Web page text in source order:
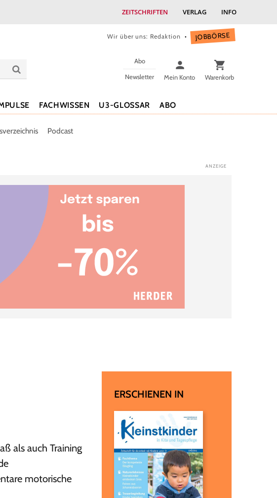
ZEITSCHRIFTEN VERLAG INFO
Wir über uns: Redaktion JOBBÖRSE
Abo
Newsletter
Mein Konto Warenkorb
FACHWISSEN U3-GLOSSAR ABO
Podcast
als auch Training
motorische
ERSCHIENEN IN